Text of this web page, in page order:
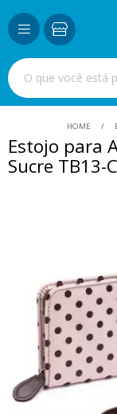
HOME
Estojo para
Sucre TB13-